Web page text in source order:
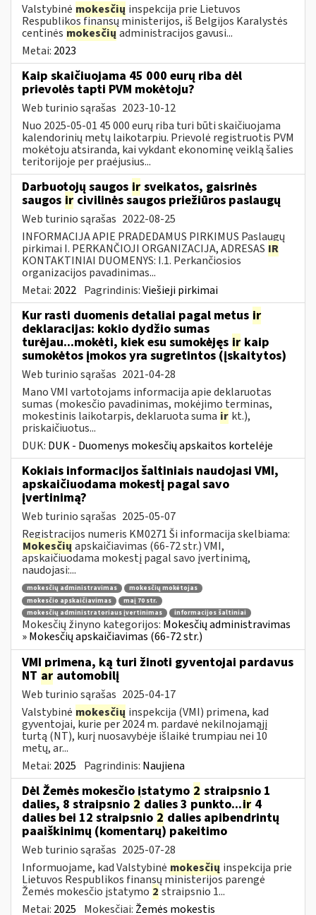
Valstybinė mokesčių inspekcija prie Lietuvos
Respublikos finansų ministerijos, iš Belgijos Karalystės
centinės mokesčių administracijos gavusi...
Metai: 2023
Kaip skaičiuojama 45 000 eurų riba dėl
prievolės tapti PVM mokėtoju?
Web turinio sąrašas 2023-10-12
Nuo 2025-05-01 45 000 eurų riba turi būti skaičiuojama
kalendorinių metų laikotarpiu. Prievolė registruotis PVM
mokėtoju atsiranda, kai vykdant ekonominę veiklą šalies
teritorijoje per praėjusius...
Darbuotojų saugos ir sveikatos, gaisrinės
saugos ir civilinės saugos priežiūros paslaugų
Web turinio sąrašas 2022-08-25
INFORMACIJA APIE PRADEDAMUS PIRKIMUS Paslaugų
pirkimai I. PERKANČIOJI ORGANIZACIJA, ADRESAS IR
KONTAKTINIAI DUOMENYS: I.1. Perkančiosios
organizacijos pavadinimas...
Metai: 2022 Pagrindinis:Viešieji pirkimai
Kur rasti duomenis detaliai pagal metus ir
deklaracijas: kokio dydžio sumas
turėjau...mokėti, kiek esu sumokėjęs ir kaip
sumokėtos įmokos yra sugretintos (įskaitytos)
Web turinio sąrašas 2021-04-28
Mano VMI vartotojams informacija apie deklaruotas
sumas (mokesčio pavadinimas, mokėjimo terminas,
mokestinis laikotarpis, deklaruota suma ir kt.),
priskaičiuotus...
DUK: DUK - Duomenys mokesčių apskaitos kortelėje
Kokiais informacijos šaltiniais naudojasi VMI,
apskaičiuodama mokestį pagal savo
įvertinimą?
Web turinio sąrašas 2025-05-07
Registracijos numeris KM0271 Ši informacija skelbiama:
Mokesčių apskaičiavimas (66-72 str.) VMI,
apskaičiuodama mokestį pagal savo įvertinimą,
naudojasi:...
mokesčių administravimas
mokesčių mokėtojas
mokesčio apskaičiavimas
maį 70 str.
mokesčių administratoriaus įvertinimas
informacijos šaltiniai
Mokesčių žinyno kategorijos: Mokesčių administravimas
» Mokesčių apskaičiavimas (66-72 str.)
VMI primena, ką turi žinoti gyventojai pardavus
NT ar automobilį
Web turinio sąrašas 2025-04-17
Valstybinė mokesčių inspekcija (VMI) primena, kad
gyventojai, kurie per 2024 m. pardavė nekilnojamąjį
turtą (NT), kurį nuosavybėje išlaikė trumpiau nei 10
metų, ar...
Metai: 2025 Pagrindinis: Naujiena
Dėl Žemės mokesčio įstatymo 2 straipsnio 1
dalies, 8 straipsnio 2 dalies 3 punkto...ir 4
dalies bei 12 straipsnio 2 dalies apibendrintų
paaiškinimų (komentarų) pakeitimo
Web turinio sąrašas 2025-07-28
Informuojame, kad Valstybinė mokesčių inspekcija prie
Lietuvos Respublikos finansų ministerijos parengė
Žemės mokesčio įstatymo 2 straipsnio 1...
Metai: 2025 Mokesčiai: Žemės mokestis